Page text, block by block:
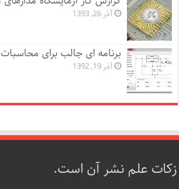
آذر 26, 1393
برنامه ای جالب برای محاسبات
آذر 19, 1392
زکات علم نشر آن است.